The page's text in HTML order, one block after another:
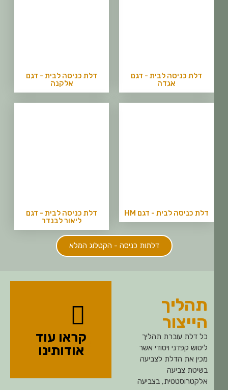
דלת כניסה לבית - דגם
אגדה
דלת כניסה לבית - דגם
אלקנה
דלת כניסה לבית - דגם HM
דלת כניסה לבית - דגם
ליאור לבנדר
דלתות כניסה - הקטלוג המלא
תהליך
הייצור
כל דלת עוברת תהליך
ליטוש קפדני ויסודי אשר
מכין את הדלת לצביעה
בשיטת צביעה
אלקטרוסטטית, בצביעה
קראו עוד
אודותינו